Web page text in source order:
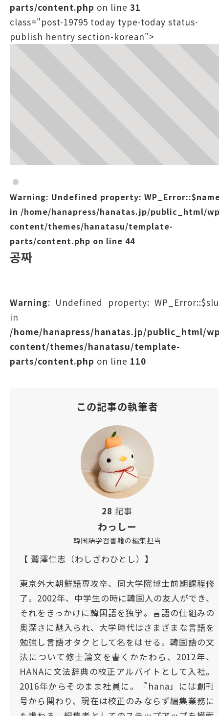
parts/content.php on line 31
class="post-19795 today type-today status-
publish hentry section-korean">
Warning: Undefined property:
in /home/hanapress/hanatas.jp/public_html/
content/themes/hanatasu/template-
parts/content.php on line 44
공짜
Warning: Undefined property:
in
/home/hanapress/hanatas.jp/public_html/
content/themes/hanatasu/template-
parts/content.php on line 110
この記事の執筆者
28 記事
わっしー
韓国語学習書籍の編集担当
【 鷲澤仁志（わしざわひとし）】
東京外大朝鮮語専攻卒、同大学院博士前期課程修
了。2002年、中学生の時に韓国人の友人ができ、
それをきっかけに韓国語を独学。言語の仕組みの
奥深さに魅入られ、大学時代はさまざまな言語を
勉強し言語オタクとして名をはせる。韓国語の文
法について修士論文を書くかたわら、2012年、
HANAに文法辞典の校正アルバイトとして入社。
2016年からそのまま社員に。『hana』には創刊
号から関わり、現在は校正のみならず編集業務に